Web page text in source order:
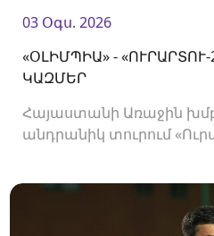
03 Օգս. 2026
«ՕԼԻՄՊԻԱ» -
ԿԱԶՄԵՐ
Հայաստանի Առաջին
անդրանիկ տուրում